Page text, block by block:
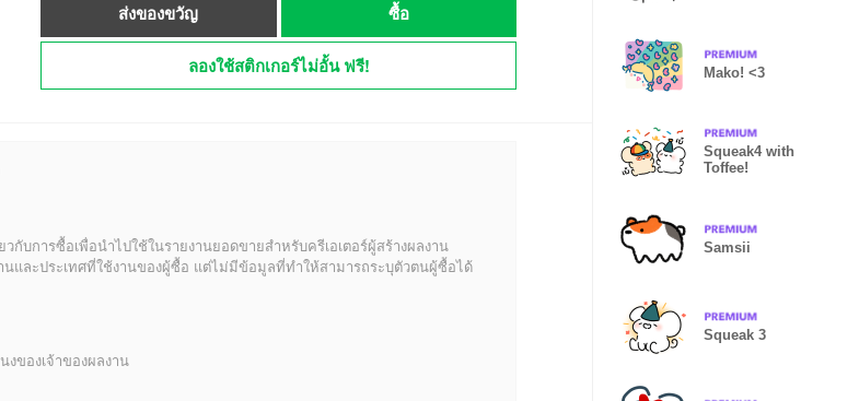
ส่งของขวัญ ซื้อ
ลองใช้สติกเกอร์ไม่อั้น ฟรี!
วกับการซื้อเพื่อนำไปใช้ในรายงานยอดขายสำหรับครีเอเตอร์ผู้สร้างผลงาน
และประเทศที่ใช้งานของผู้ซื้อ แต่ไม่มีข้อมูลที่ทำให้สามารถระบุตัวตนผู้ซื้อได้
งของเจ้าของผลงาน
Mako! <3
Squeak4 with
Toffee!
Samsii
Squeak 3